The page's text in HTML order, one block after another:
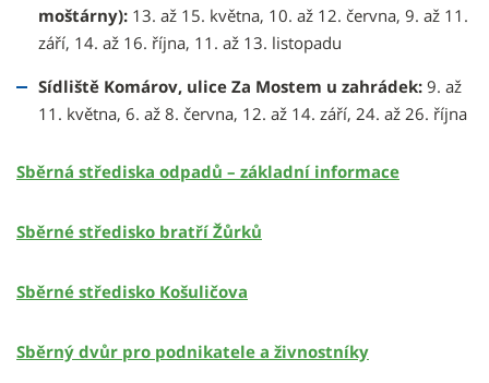
moštárny): 13. až 15. května, 10. až 12. června, 9. až 11.
září, 14. až 16. října, 11. až 13. listopadu
Sídliště Komárov, ulice Za Mostem u zahrádek: 9. až
11. května, 6. až 8. června, 12. až 14. září, 24. až 26. října
Sběrná střediska odpadů – základní informace
Sběrné středisko bratří Žůrků
Sběrné středisko Košuličova
Sběrný dvůr pro podnikatele a živnostníky